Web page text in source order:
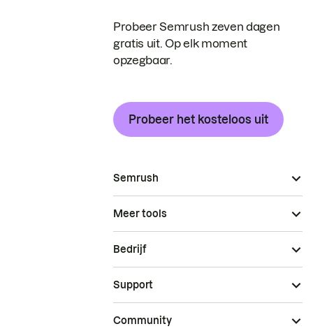
Probeer Semrush zeven dagen
gratis uit. Op elk moment
opzegbaar.
Probeer het kosteloos uit
Semrush
Meer tools
Bedrijf
Support
Community